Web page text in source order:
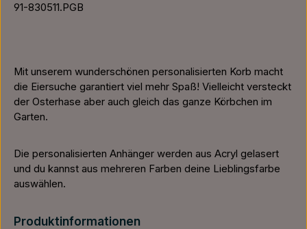
91-830511.PGB
Mit unserem wunderschönen personalisierten Korb macht
die Eiersuche garantiert viel mehr Spaß! Vielleicht versteckt
der Osterhase aber auch gleich das ganze Körbchen im
Garten.
Die personalisierten Anhänger werden aus Acryl gelasert
und du kannst aus mehreren Farben deine Lieblingsfarbe
auswählen.
Produktinformationen